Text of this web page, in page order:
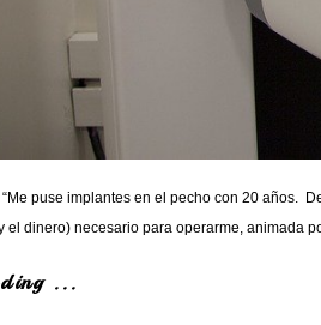
“Me puse implantes en el pecho con 20 años.
el dinero) necesario para operarme, animada
...